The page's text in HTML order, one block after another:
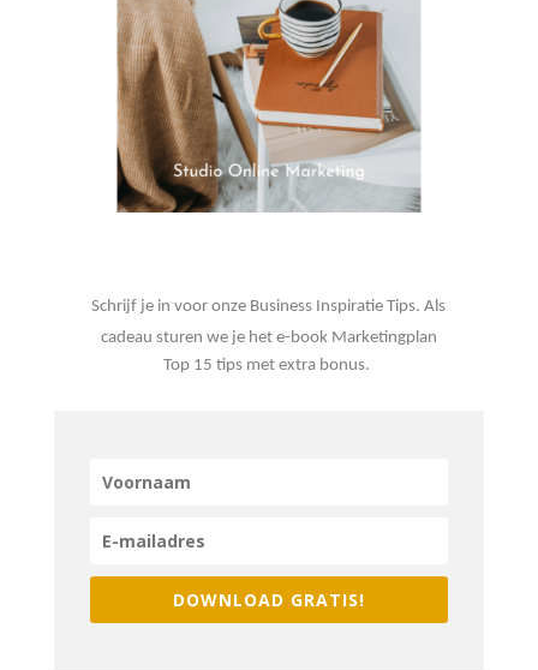
Schrijf je in voor onze Business Inspiratie Tips. Als
cadeau sturen we je het e-book Marketingplan
Top 15 tips met extra bonus.
DOWNLOAD GRATIS!